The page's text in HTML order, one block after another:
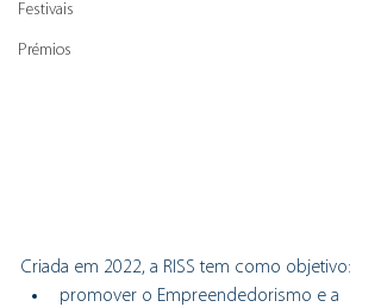
Festivais
Prémios
Criada em 2022, a RISS tem como objetivo:
promover o Empreendedorismo e a